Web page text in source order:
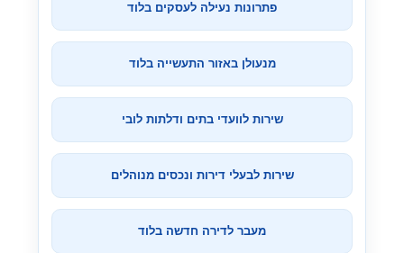
פתרונות נעילה לעסקים בלוד
מנעולן באזור התעשייה בלוד
שירות לוועדי בתים ודלתות לובי
שירות לבעלי דירות ונכסים מנוהלים
מעבר לדירה חדשה בלוד